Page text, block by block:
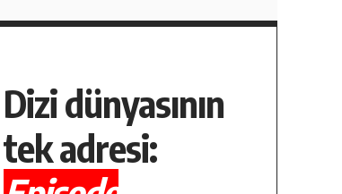
Dizi dünyasının
tek adresi: